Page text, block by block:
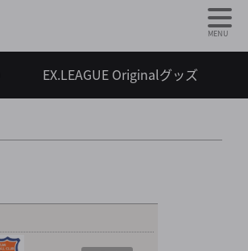
EX.LEAGUE Originalグッズ
MENU